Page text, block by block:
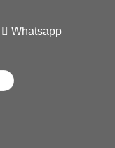
Whatsapp